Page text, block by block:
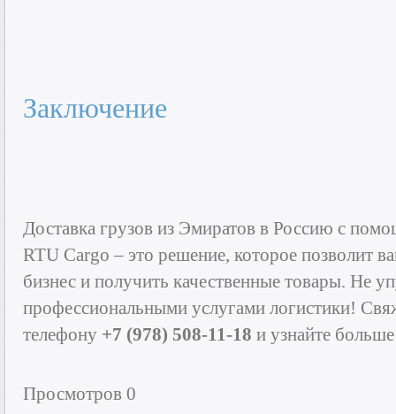
Заключение
Доставка грузов из Эмиратов в Россию с
RTU Cargo – это решение, которое позволит
бизнес и получить качественные товары. Не
профессиональными услугами логистики!
телефону +7 (978) 508-11-18 и узнайте
Просмотров 0